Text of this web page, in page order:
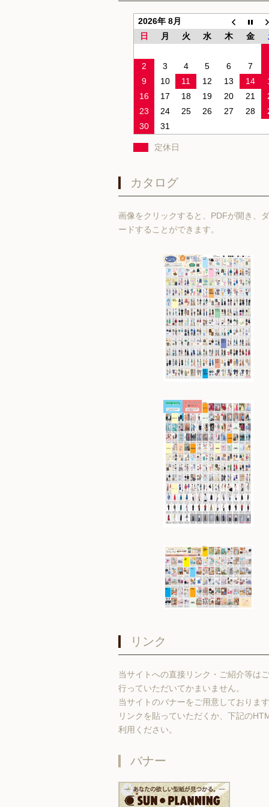
2026年 8月
日
月 火 水 木 金
2
3 4 5 6 7
9
10 11 12 13 14
16
17 18 19 20 21
23
24 25 26 27 28
30
31
定休日
カタログ
画像をクリックすると、PDFが開き、
ードすることができます。
リンク
当サイトへの直接リンク・ご紹介等は
行っていただいてかまいません。
当サイトのバナーをご用意しております
リンクを貼っていただくか、下記の
利用ください。
バナー